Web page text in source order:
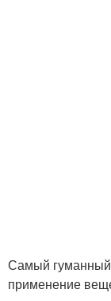
Самый
применение